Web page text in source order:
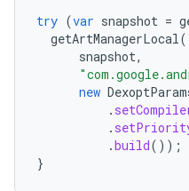
try (var snapshot =
getArtManagerLocal
snapshot,
new
.
.
.build());
}